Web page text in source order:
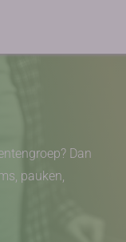
Dan
pauken,